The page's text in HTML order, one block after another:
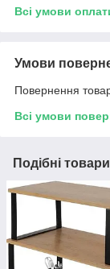
Всі умови
Умови
Повернення
Всі умови
Подібні